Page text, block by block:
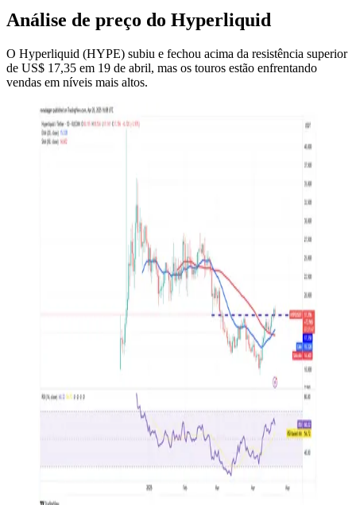
Análise de preço do Hyperliquid
O Hyperliquid (HYPE) subiu e fechou acima da resistência superior
de US$ 17,35 em 19 de abril, mas os touros estão enfrentando
vendas em níveis mais altos.